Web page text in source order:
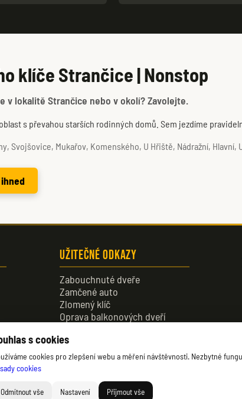
klíče Strančice | Nonstop
v lokalitě Strančice nebo v okolí? Zavolejte.
s převahou starších rodinných domů. Sem jezdíme
Svojšovice, Mukařov, Komenského, U Hřiště, Nádražní, Hlavní,
Užitečné odkazy
Zabouchnuté dveře
Zamčené auto
Zlomený klíč
Oprava balkonových dveří
– © 2026 – Daniel Němec.
s cookies
cookies pro zlepšení webu a měření návštěvnosti. Nezbytné
cookies
Odmítnout vše Nastavení Přijmout vše